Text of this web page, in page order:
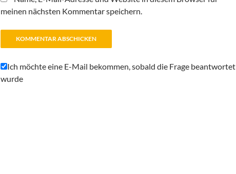
meinen nächsten Kommentar speichern.
Ich möchte eine E-Mail bekommen, sobald die Frage beantwortet
wurde